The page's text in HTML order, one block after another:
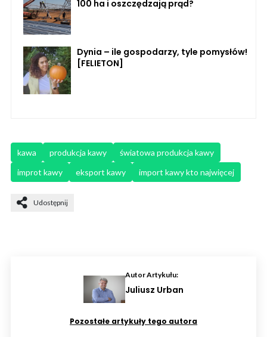
100 ha i oszczędzają prąd?
Dynia – ile gospodarzy, tyle pomysłów!
[FELIETON]
kawa produkcja kawy
światowa produkcja kawy
improt kawy
eksport kawy import kawy kto najwięcej
Udostępnij
Autor Artykułu:
Juliusz Urban
Pozostałe artykuły tego autora